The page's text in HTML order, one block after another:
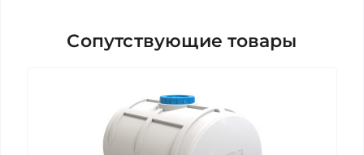
Сопутствующие товары